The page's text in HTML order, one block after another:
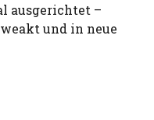
ausgerichtet –
und in neue